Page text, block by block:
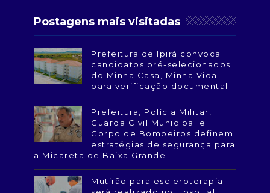
Postagens mais visitadas
Prefeitura de Ipirá convoca
candidatos pré-selecionados
do Minha Casa, Minha Vida
para verificação documental
Prefeitura, Polícia Militar,
Guarda Civil Municipal e
Corpo de Bombeiros definem
estratégias de segurança para
a Micareta de Baixa Grande
Mutirão para escleroterapia